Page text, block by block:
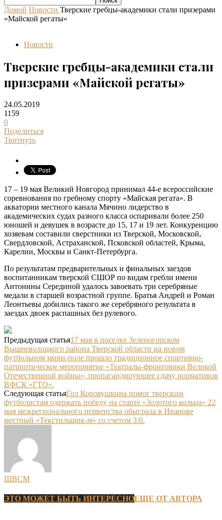
Домой Новости Тверские гребцы-академики стали призерами
«Майской регаты»
Новости
Тверские гребцы-академики стали
призерами «Майской регаты»
24.05.2019
1159
0
Поделиться
Твитнуть
17 – 19 мая Великий Новгород принимал 44-е всероссийские
соревнования по гребному спорту «Майская регата». В
акватории местного канала Мячино лидерство в
академических судах разного класса оспаривали более 250
юношей и девушек в возрасте до 15, 17 и 19 лет. Конкуренцию
хозяевам составили сверстники из Тверской, Московской,
Свердловской, Астраханской, Псковской областей, Крыма,
Карелии, Москвы и Санкт-Петербурга.
По результатам предварительных и финальных заездов
воспитанникам тверской СШОР по видам гребли имени
Антонины Серединой удалось завоевать три серебряные
медали в старшей возрастной группе. Братья Андрей и Роман
Леонтьевы добились такого же серебряного результата в
заездах двоек распашных без рулевого.
Предыдущая статья17 мая в поселке Зеленогорском
Вышневолоцкого района Тверской области на новом
футбольном мини-поле прошло традиционное спортивно-
патриотическое мероприятие «Театралы-фронтовики Великой
Отечественной войны», пропагандирующее сдачу нормативов
ВФСК «ГТО».
Следующая статьяГол Коровушкина помог тверским
футболистам одержать победу на старте «Золотого кольца» 22
мая межрегионального первенства обыграла в Иванове
местный «Текстильщик-м» со счетом 3:0.
ШВСМ
ЭТО МОЖЕТ БЫТЬ ИНТЕРЕСНОЕЩЕ ОТ АВТОРА